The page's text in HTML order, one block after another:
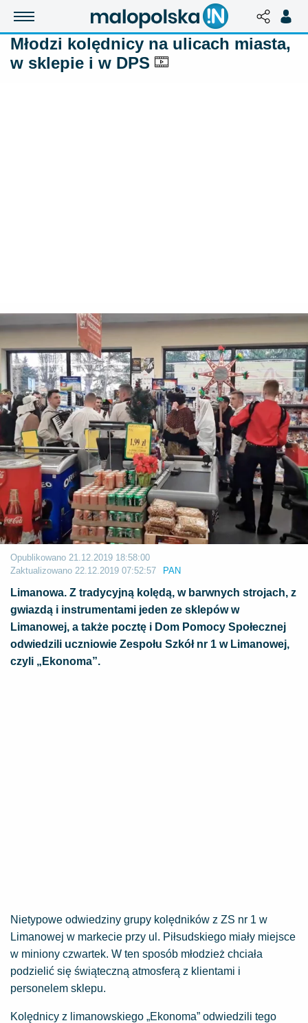
Młodzi kolędnicy na ulicach miasta,
w sklepie i w DPS
Opublikowano 21.12.2019 18:58:00
Zaktualizowano 22.12.2019 07:52:57 PAN
Limanowa. Z tradycyjną kolędą, w barwnych strojach, z
gwiazdą i instrumentami jeden ze sklepów w
Limanowej, a także pocztę i Dom Pomocy Społecznej
odwiedzili uczniowie Zespołu Szkół nr 1 w Limanowej,
czyli „Ekonoma”.
Nietypowe odwiedziny grupy kolędników z ZS nr 1 w
Limanowej w markecie przy ul. Piłsudskiego miały miejsce
w miniony czwartek. W ten sposób młodzież chciała
podzielić się świąteczną atmosferą z klientami i
personelem sklepu.
Kolędnicy z limanowskiego „Ekonoma” odwiedzili tego